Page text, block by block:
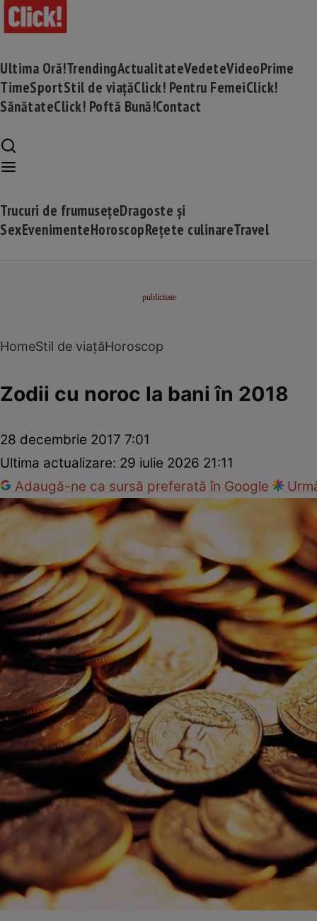
Ultima Oră!TrendingActualitateVedeteVideoPrime
TimeSportStil de viațăClick! Pentru FemeiClick!
SănătateClick! Poftă Bună!Contact
Trucuri de frumusețeDragoste și
SexEvenimenteHoroscopRețete culinareTravel
HomeStil de viațăHoroscop
Zodii cu noroc la bani în 2018
28 decembrie 2017 7:01
Ultima actualizare: 29 iulie 2026 21:11
Adaugă-ne ca sursă preferată în Google